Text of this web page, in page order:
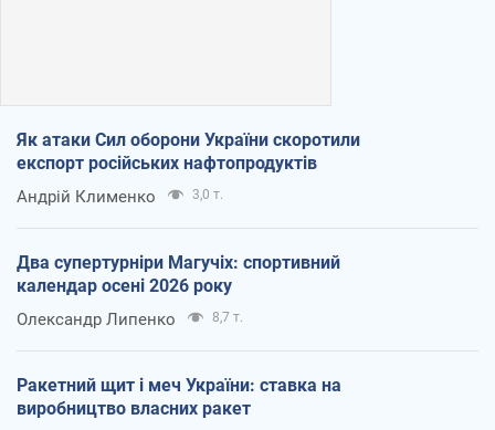
Як атаки Сил оборони України скоротили
експорт російських нафтопродуктів
Андрій Клименко 3,0 т.
Два супертурніри Магучіх: спортивний
календар осені 2026 року
Олександр Липенко 8,7 т.
Ракетний щит і меч України: ставка на
виробництво власних ракет